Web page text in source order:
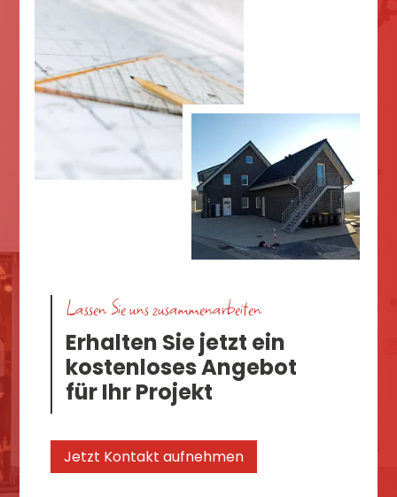
Lassen Sie uns zusammenarbeiten
Erhalten Sie jetzt ein
kostenloses Angebot
für Ihr Projekt
Jetzt Kontakt aufnehmen